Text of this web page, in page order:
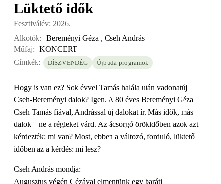
Lüktető idők
Fesztiválév: 2026.
Alkotók:
Bereményi Géza , Cseh András
Műfaj:
KONCERT
Címkék:
DÍSZVENDÉG Újbuda-programok
Hogy is van ez? Sok évvel Tamás halála után vadonatúj
Cseh-Bereményi dalok? Igen. A 80 éves Bereményi Géza
Cseh Tamás fiával, Andrással új dalokat ír. Más idők, más
dalok – ne a régieket várd. Az ácsorgó örökidőben azok azt
kérdezték: mi van? Most, ebben a változó, forduló, lüktető
időben az a kérdés: mi lesz?
Cseh András mondja:
Augusztus végén Gézával elmentünk egy baráti